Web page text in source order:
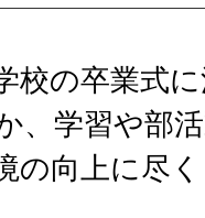
校の卒業式
、学習や部
の向上に尽